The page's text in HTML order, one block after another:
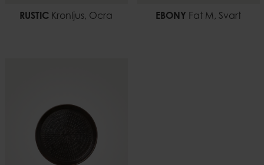
RUSTIC Kronljus, Ocra EBONY Fat M, Svart